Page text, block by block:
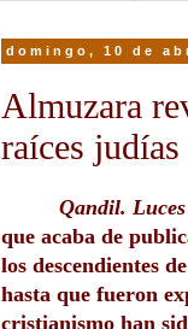
domingo, 10 de
Almuzara
raíces
Qandil.
que acaba de
los descendientes
hasta que fueron
cristianismo han